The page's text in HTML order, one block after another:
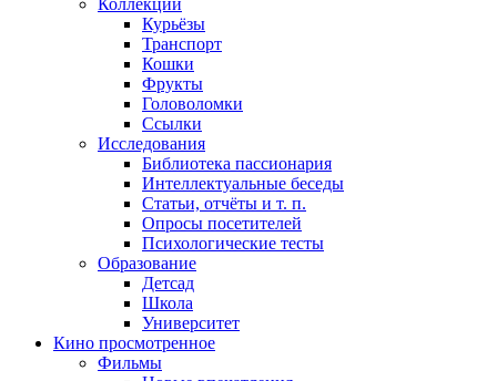
Курьёзы
Транспорт
Кошки
Фрукты
Головоломки
Ссылки
Исследования
Библиотека пассионария
Интеллектуальные беседы
Статьи, отчёты и т. п.
Опросы посетителей
Психологические тесты
Образование
Детсад
Школа
Университет
Кино просмотренное
Фильмы